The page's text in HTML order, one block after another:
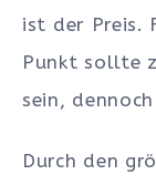
ist der Preis.
Punkt sollte
sein,
Durch den